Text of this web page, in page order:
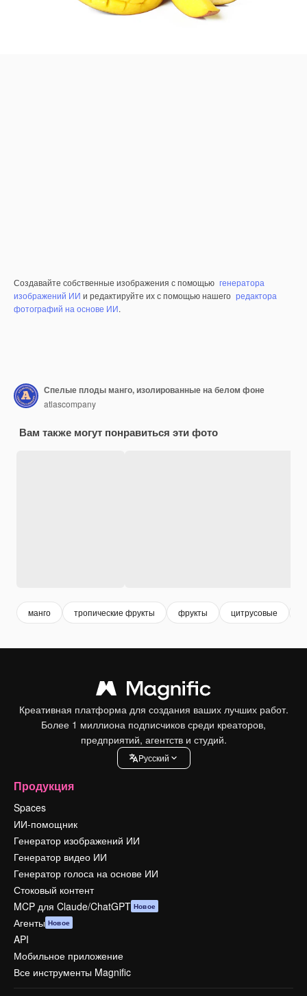
Создавайте собственные изображения с помощью генератора
изображений ИИ и редактируйте их с помощью нашего редактора
фотографий на основе ИИ.
Спелые плоды манго, изолированные на белом фоне
atlascompany
Вам также могут понравиться эти фото
манго тропические фрукты фрукты цитрусовые
Креативная платформа для создания ваших лучших работ.
Более 1 миллиона подписчиков среди креаторов,
предприятий, агентств и студий.
Pусский
Продукция
Spaces
ИИ-помощник
Генератор изображений ИИ
Генератор видео ИИ
Генератор голоса на основе ИИ
Стоковый контент
MCP для Claude/ChatGPT Новое
Агенты Новое
API
Мобильное приложение
Все инструменты Magnific